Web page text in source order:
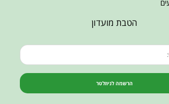
הטבת מועדון
הרשמה לניוזלטר